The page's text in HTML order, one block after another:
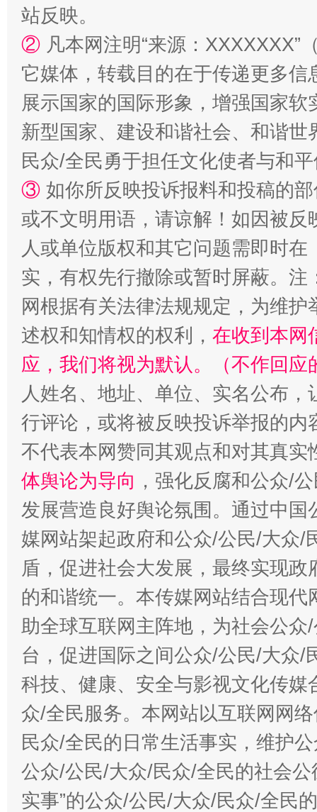
站台名比不上好声名
招工难、用工荒背后
站反映。
② 凡本网注明“来源：
它媒体，转载目的在于传递更多
展示国家的国际形象，增强国家
新型国家、建设和谐社会、和谐
民众/全民勇于担任文化使者与和
③ 如你所反映投诉报料和投稿的
或不文明用语，请谅解！如因被
人或单位版权和其它问题需即时在
实，有权先行撤除或暂时屏蔽。
网根据有关法律法规规定，为维
述权和知情权的权利， 在收到本网
应，我们将视为默认。（不作回应
人姓名、地址、单位、实名公布
行评论，或将被反映投诉举报的
不代表本网赞同其观点和对其真实
体舆论为导向 ，强化反腐和公众/
发展营造良好舆论氛围。通过中
媒网站架起政府和公众/公民/大众/
盾，促进社会大发展，最终实现
的和谐统一。本传媒网站结合现
助全球互联网主阵地，为社会公
台，促进国际之间公众/公民/大众/
科技、健康、安全与影视文化传
众/全民服务。本网站以互联网网
民众/全民的日常生活事实，维护
公众/公民/大众/民众/全民的社会公
实事”的公众/公民/大众/民众/全民